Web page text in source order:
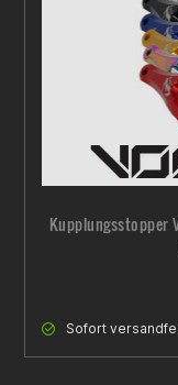
Kupplungsstopper
Sofort